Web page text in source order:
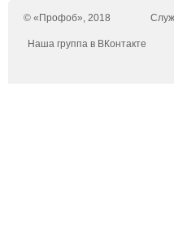
© «Профоб», 2018
Наша группа в ВКонтакте